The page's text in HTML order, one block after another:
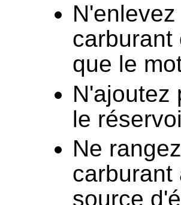
carburant
que le
N'ajoutez
le
Ne
carburant
source